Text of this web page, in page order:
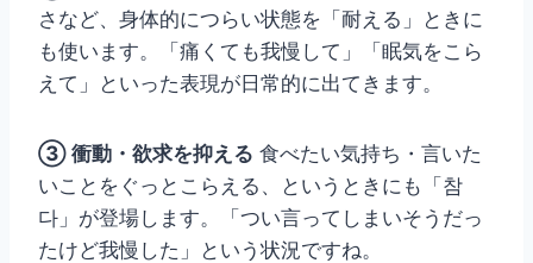
さなど、身体的につらい状態を「耐える」ときに
も使います。「痛くても我慢して」「眠気をこら
えて」といった表現が日常的に出てきます。
③ 衝動・欲求を抑える 食べたい気持ち・言いた
いことをぐっとこらえる、というときにも「참
다」が登場します。「つい言ってしまいそうだっ
たけど我慢した」という状況ですね。